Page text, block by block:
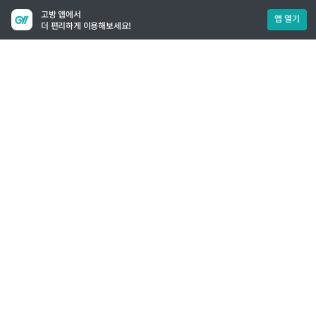
고방 앱에서
더 편리하게 이용해보세요!
앱 열기